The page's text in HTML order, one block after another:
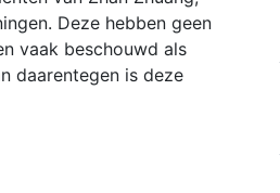
Deze hebben geen
vaak beschouwd als
daarentegen is deze